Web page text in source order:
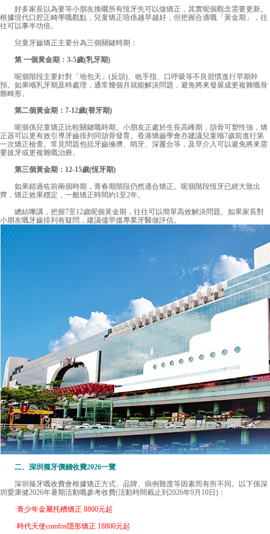
好多家長以為要等小朋友換曬所有恆牙先可以做矯正，其實呢個觀念需要更新。
根據現代口腔正畸學嘅觀點，兒童矯正唔係越早越好，但把握合適嘅「黃金期」，往
往可以事半功倍。
兒童牙齒矯正主要分為三個關鍵時期：
第 一個黃金期：3-5歲(乳牙期)
呢個階段主要針對「地包天」(反頜)、吮手指、口呼吸等不良習慣進行早期幹
預。如果喺乳牙期及時處理，通常幾個月就能解決問題，避免將來發展成更複雜嘅骨
骼畸形。
第二個黃金期：7-12歲(替牙期)
呢個係兒童矯正比較關鍵嘅時期。小朋友正處於生長高峰期，頜骨可塑性強，矯
正器可以更有效引導牙齒排列同頜骨發育。香港矯齒學會亦建議兒童喺7歲前進行第
一次矯正檢查。常見問題包括牙齒擁擠、哨牙、深覆合等，及早介入可以避免將來需
要拔牙或更複雜嘅治療。
第三個黃金期：12-15歲(恆牙期)
如果錯過咗前兩個時期，青春期階段仍然適合矯正。呢個階段恆牙已經大致出
齊，矯正效果穩定，一般矯正時間約1至2年。
總結嚟講，把握7至12歲呢個黃金期，往往可以簡單高效解決問題。如果家長對
小朋友嘅牙齒排列有疑問，建議儘早搵專業牙醫做評估。
二、 深圳箍牙價錢收費2026一覽
深圳箍牙嘅收費會根據矯正方式、品牌、病例難度等因素而有所不同。以下係深
圳愛康健2026年暑期活動嘅參考收費(活動時間截止到2026年9月10日)：
·青少年金屬托槽矯正 8800元起
·時代天使comfos隱形矯正 18800元起